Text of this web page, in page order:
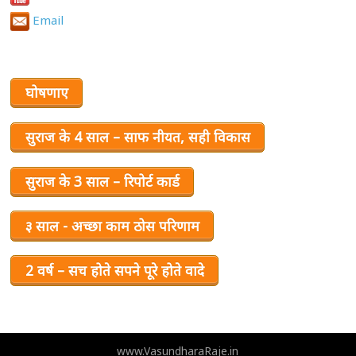
Email
घोषणाए
सुराज के 4 साल – साफ नीयत, सही विकास
सुराज के 3 साल – रिपोर्ट कार्ड
३ साल - अच्छा काम ठोस परिणाम
2 वर्ष – सच होते सपने पूरे होते वादे
www.VasundharaRaje.in